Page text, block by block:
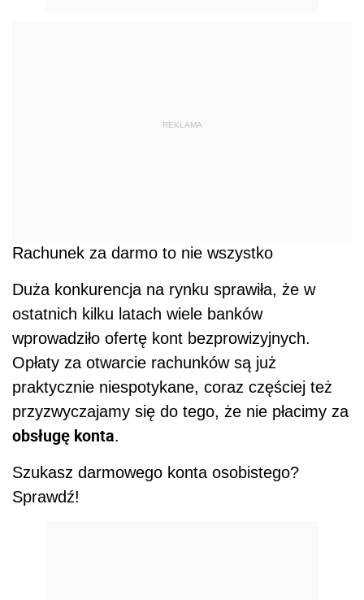
REKLAMA
Rachunek za darmo to nie wszystko
Duża konkurencja na rynku sprawiła, że w
ostatnich kilku latach wiele banków
wprowadziło ofertę kont bezprowizyjnych.
Opłaty za otwarcie rachunków są już
praktycznie niespotykane, coraz częściej też
przyzwyczajamy się do tego, że nie płacimy za
obsługę konta.
Szukasz darmowego konta osobistego?
Sprawdź!